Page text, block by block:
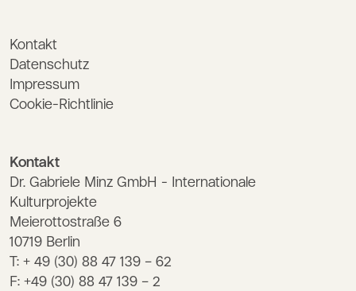
Kontakt
Datenschutz
Impressum
Cookie-Richtlinie
Kontakt
Dr. Gabriele Minz GmbH - Internationale
Kulturprojekte
Meierottostraße 6
10719 Berlin
T: + 49 (30) 88 47 139 – 62
F: +49 (30) 88 47 139 – 2